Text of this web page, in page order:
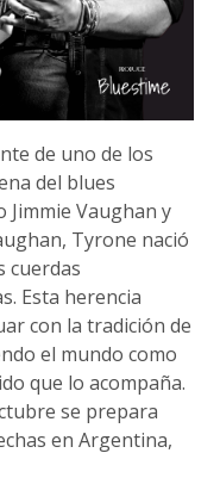
de uno de los
del blues
Vaughan y
Tyrone nació
cuerdas
Esta herencia
con la tradición de
el mundo como
que lo acompaña.
se prepara
en Argentina,